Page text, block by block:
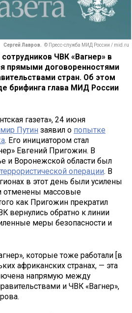
Сергей Лавров. © Пресс-служба МИД России / mid.ru
ЧВК «Вагнер» в
прямыми договоренностями
стран. Об этом
брифинга глава МИД России
газета», 24 июня
Путин заявил о попытке
. Его инициатором стал
Евгений Пригожин. В
и Воронежской области был
операции. В
в этот день были усилены
отменены массовые
как Пригожин прекратил
вернулись обратно к линии
меры безопасности и
которые тоже работали [в
африканских странах, — эта
напрямую между
и ЧВК «Вагнер»,